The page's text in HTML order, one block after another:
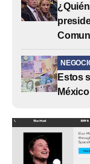
Estos
México